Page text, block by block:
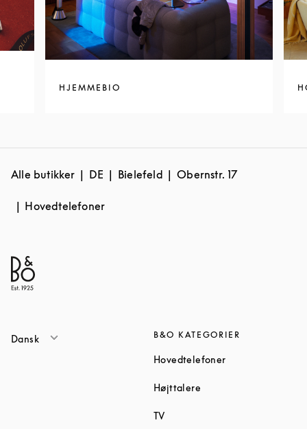
HJEMMEBIO
Alle butikker DE Bielefeld Obernstr. 17
Hovedtelefoner
Dansk B&O KATEGORIER
HovedtelefonerLink Opens in
Højttalere
TVLink Opens in New Tab